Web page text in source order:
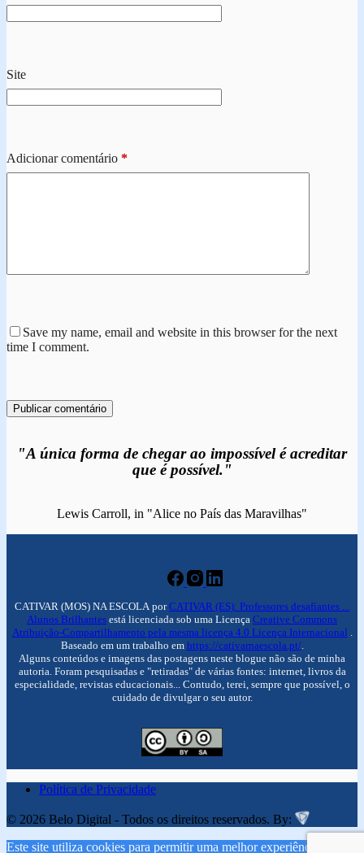
Site
Adicionar comentário *
Save my name, email and website in this browser for the next
time I comment.
Publicar comentário
"A única forma de chegar ao impossível é acreditar
que é possível."
Lewis Carroll, in "Alice no País das Maravilhas"
CATIVAR (MOS) NA ESCOLA porCATIVAR (ES): Professores desafiantes ...
Alunos Brilhantes está licenciada sob uma Licença Creative Commons
Atribuição-Compartilhamento pela mesma licença 4.0 Licença Internacional
Baseado em um trabalho em https://cativarnaescola.pt/.
Alguns conteúdos e imagens das postagens neste blogue não são de minha
autoria. Foram pesquisadas e "retiradas" de várias fontes: internet, livros da
especialidade, revistas educacionais... Contudo, terei, sempre que possível, o
cuidado de divulgar o seu autor.
Política de Privacidade
© 2026 Belo Digital - Todos os direitos reservados. By:
Este site utiliza cookies para permitir uma melhor experiência por